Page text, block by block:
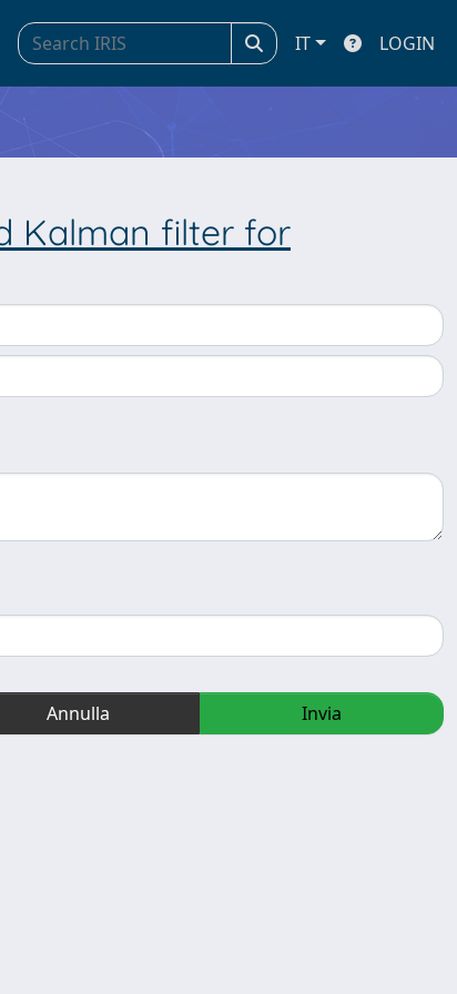
IT LOGIN
Kalman filter for
Annulla Invia